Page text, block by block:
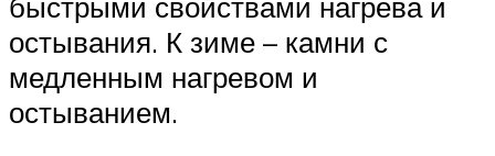
остывания. К зиме – камни с
медленным нагревом и
остыванием.